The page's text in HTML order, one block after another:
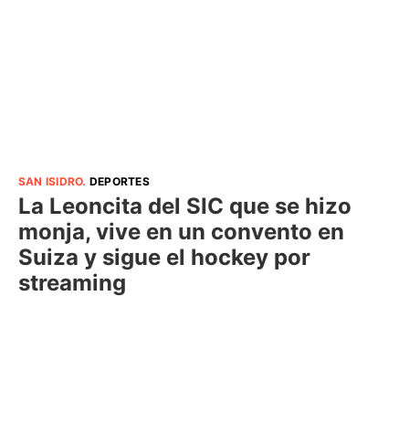
SAN ISIDRO. DEPORTES
La Leoncita del SIC que se hizo
monja, vive en un convento en
Suiza y sigue el hockey por
streaming